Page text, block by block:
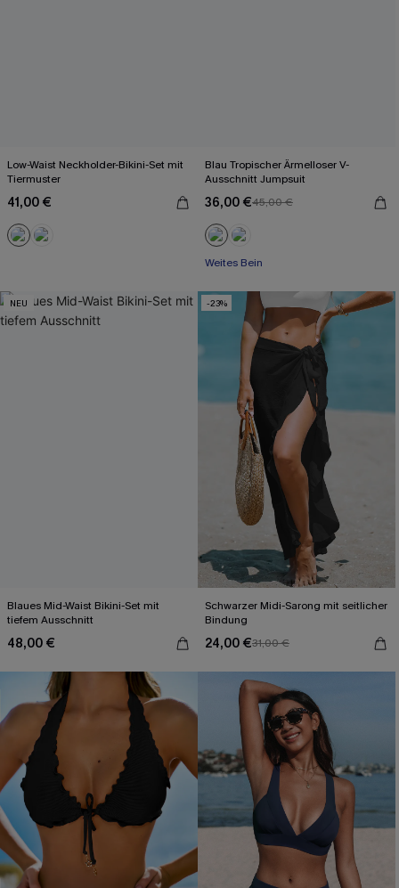
Low-Waist Neckholder-Bikini-Set mit
Tiermuster
41,00 €
Blau Tropischer Ärmelloser V-
Ausschnitt Jumpsuit
36,00 €45,00 €
Mit Gratis-Maßband
Weites Bein
NEU
Blaues Mid-Waist Bikini-Set mit
tiefem Ausschnitt
48,00 €
-23%
Schwarzer Midi-Sarong mit seitlicher
Bindung
24,00 €31,00 €